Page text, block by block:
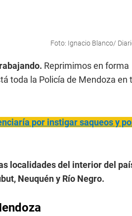
Foto: Ignacio Blanco/
Reprimimos en forma
toda la Policía de Mendoza en
por instigar saqueos y
localidades del interior del
Neuquén y Río Negro.